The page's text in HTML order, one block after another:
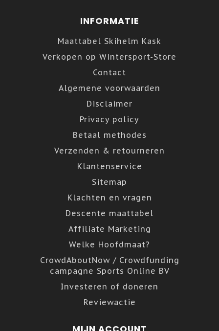
INFORMATIE
Maattabel Skihelm Kask
Verkopen op Wintersport-Store
Contact
Algemene voorwaarden
Disclaimer
Privacy policy
Betaal methodes
Verzenden & retourneren
Klantenservice
Sitemap
Klachten en vragen
Descente maattabel
Affiliate Marketing
Welke Hoofdmaat?
CrowdAboutNow / Crowdfunding
campagne Sports Online BV
Investeren of doneren
Reviewactie